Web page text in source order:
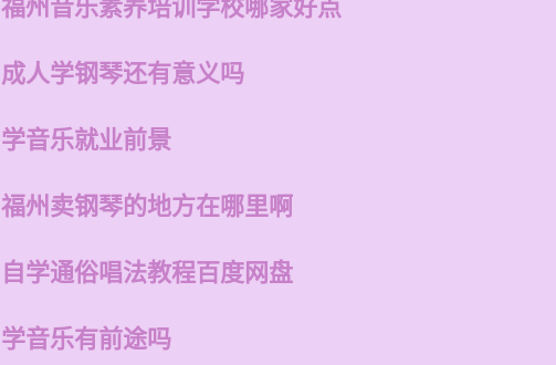
福州音乐素养培训学校哪家好点
成人学钢琴还有意义吗
学音乐就业前景
福州卖钢琴的地方在哪里啊
自学通俗唱法教程百度网盘
学音乐有前途吗